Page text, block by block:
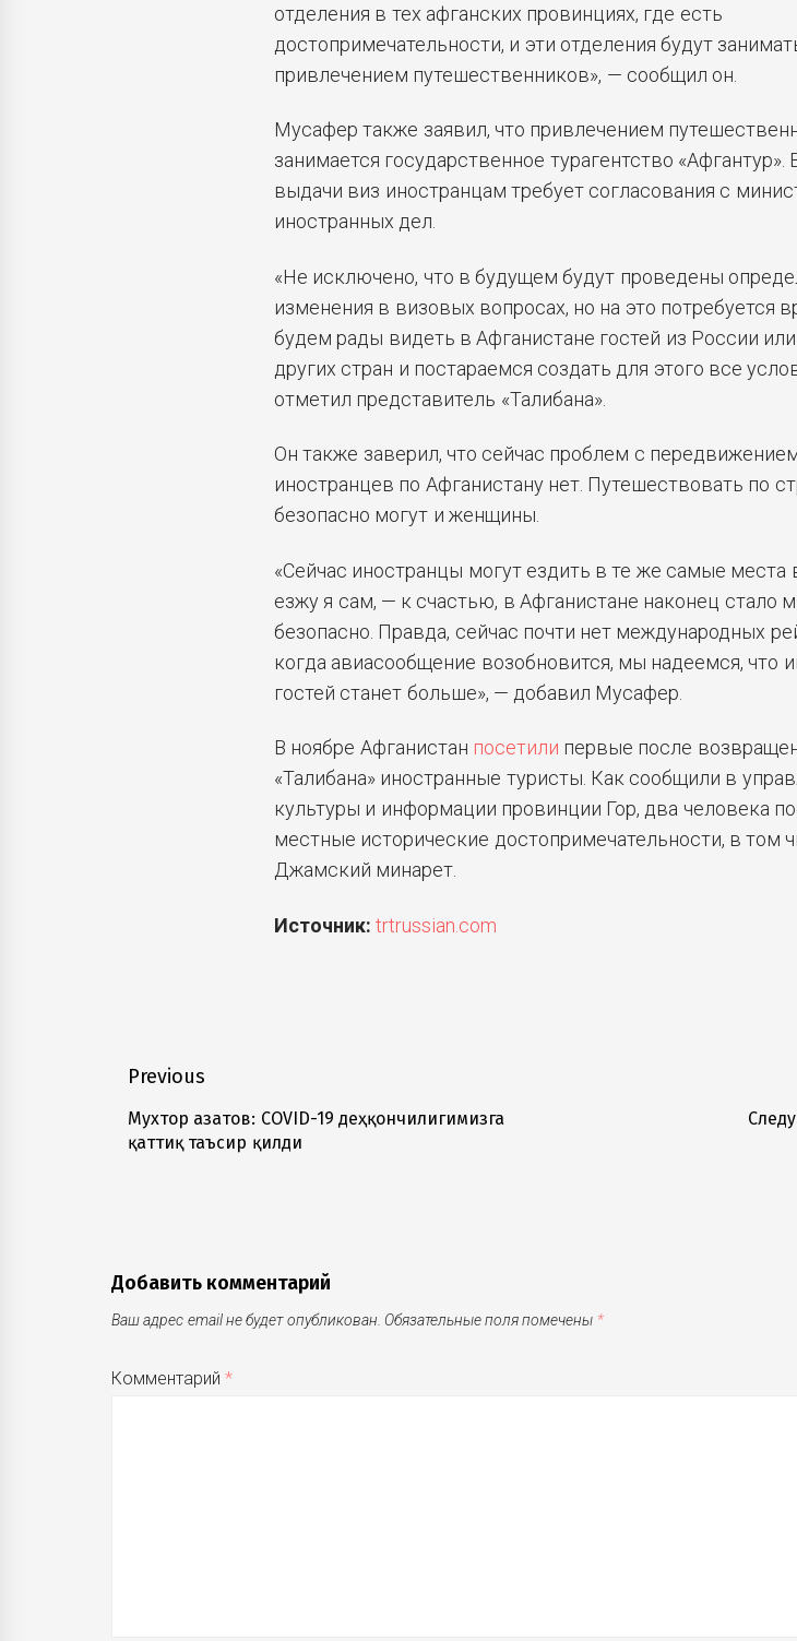
отделения в тех афганских провинциях, где есть
достопримечательности, и эти отделения будут
привлечением путешественников», — сообщил он.
Мусафер также заявил, что привлечением
занимается государственное турагентство «Афгантур».
выдачи виз иностранцам требует согласования с
иностранных дел.
«Не исключено, что в будущем будут проведены
изменения в визовых вопросах, но на это потребуется
будем рады видеть в Афганистане гостей из России
других стран и постараемся создать для этого все
отметил представитель «Талибана».
Он также заверил, что сейчас проблем с
иностранцев по Афганистану нет. Путешествовать по
безопасно могут и женщины.
«Сейчас иностранцы могут ездить в те же самые места
езжу я сам, — к счастью, в Афганистане наконец стало
безопасно. Правда, сейчас почти нет международных
когда авиасообщение возобновится, мы надеемся, что
гостей станет больше», — добавил Мусафер.
В ноябре Афганистан посетили первые после
«Талибана» иностранные туристы. Как сообщили в
культуры и информации провинции Гор, два человека
местные исторические достопримечательности, в том
Джамский минарет.
Источник: trtrussian.com
Навигация
по
записям
Previous
Previous
post:
Мухтор Ғазатов: COVID-19 деҳқончилигимизга
қаттиқ таъсир қилди
Добавить комментарий
Ваш адрес email не будет опубликован. Обязательные поля помечены *
Комментарий*